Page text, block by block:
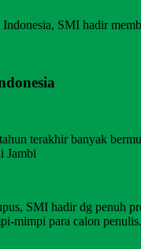
SMI hadir
terakhir banyak
Jambi
SMI hadir dg penuh
mimpi para calon